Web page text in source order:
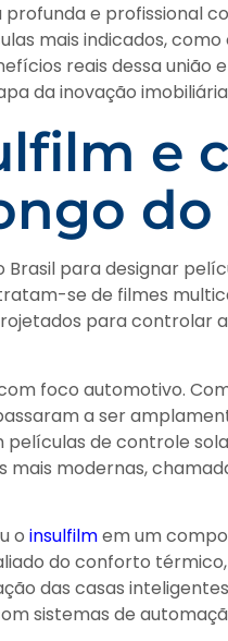
e profissional
mais indicados,
reais dessa união
da inovação
e
para designar
se de filmes
para controlar
foco automotivo.
a ser
películas de controle
mais modernas,
o insulfilmem um
do conforto
das casas
sistemas de